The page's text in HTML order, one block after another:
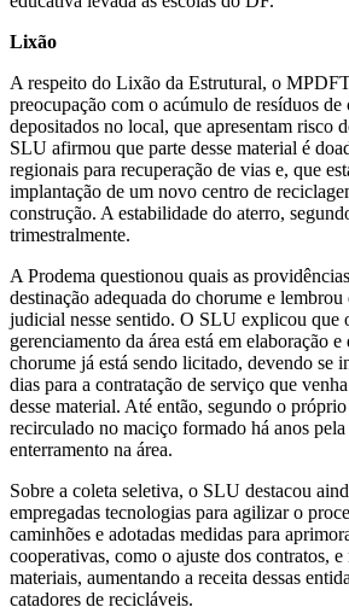
Lixão
A respeito do Lixão da Estrutural, o
preocupação com o acúmulo de resíduos
depositados no local, que apresentam risco
SLU afirmou que parte desse material é
regionais para recuperação de vias e, que
implantação de um novo centro de
construção. A estabilidade do aterro,
trimestralmente.
A Prodema questionou quais as
destinação adequada do chorume e
judicial nesse sentido. O SLU explicou que
gerenciamento da área está em elaboração
chorume já está sendo licitado, devendo se
dias para a contratação de serviço que
desse material. Até então, segundo o
recirculado no maciço formado há anos
enterramento na área.
Sobre a coleta seletiva, o SLU destacou
empregadas tecnologias para agilizar o
caminhões e adotadas medidas para
cooperativas, como o ajuste dos contratos,
materiais, aumentando a receita dessas
catadores de recicláveis.